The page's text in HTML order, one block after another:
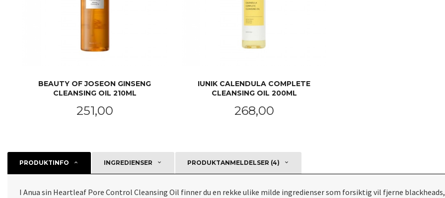
BEAUTY OF JOSEON GINSENG
CLEANSING OIL 210ML
Pris
251,00
IUNIK CALENDULA COMPLETE
CLEANSING OIL 200ML
Pris
268,00
PRODUKTINFO
INGREDIENSER PRODUKTANMELDELSER (4)
I Anua sin Heartleaf Pore Control Cleansing Oil finner du en rekke ulike milde ingredienser som forsiktig vil fjerne